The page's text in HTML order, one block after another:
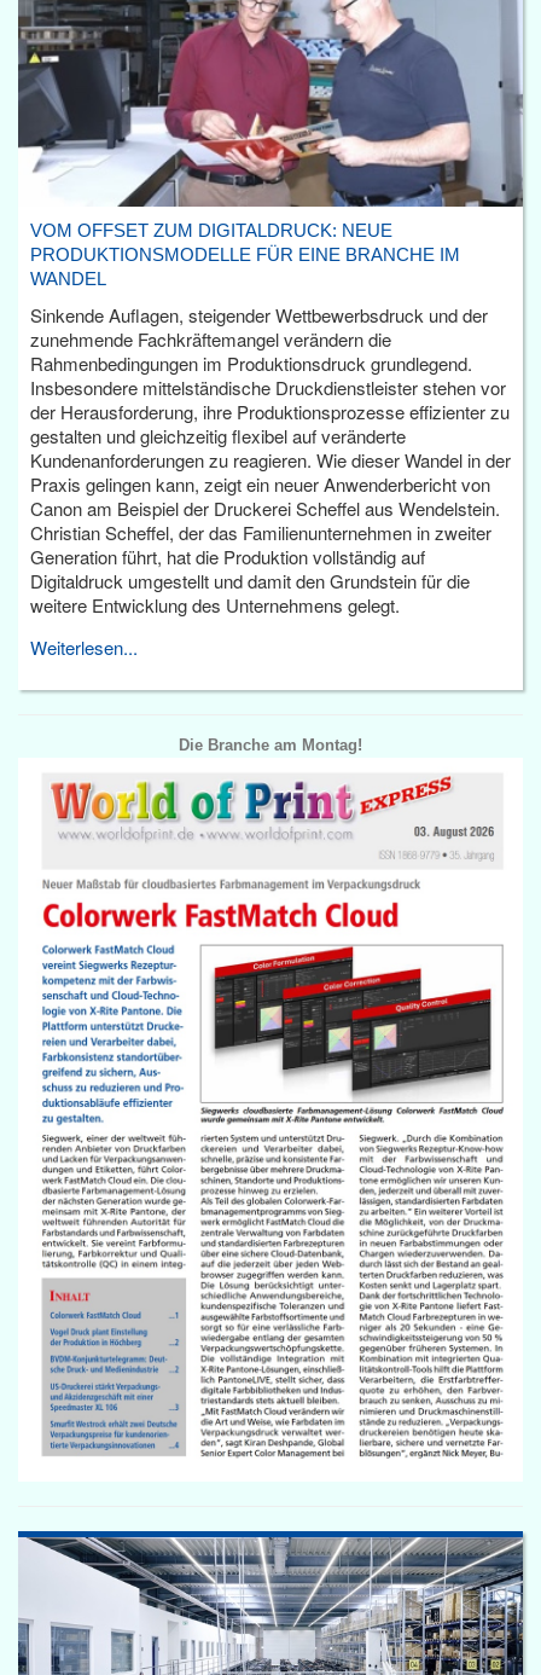
VOM OFFSET ZUM DIGITALDRUCK: NEUE
PRODUKTIONSMODELLE FÜR EINE BRANCHE IM
WANDEL
Sinkende Auflagen, steigender Wettbewerbsdruck und der
zunehmende Fachkräftemangel verändern die
Rahmenbedingungen im Produktionsdruck grundlegend.
Insbesondere mittelständische Druckdienstleister stehen vor
der Herausforderung, ihre Produktionsprozesse effizienter zu
gestalten und gleichzeitig flexibel auf veränderte
Kundenanforderungen zu reagieren. Wie dieser Wandel in der
Praxis gelingen kann, zeigt ein neuer Anwenderbericht von
Canon am Beispiel der Druckerei Scheffel aus Wendelstein.
Christian Scheffel, der das Familienunternehmen in zweiter
Generation führt, hat die Produktion vollständig auf
Digitaldruck umgestellt und damit den Grundstein für die
weitere Entwicklung des Unternehmens gelegt.
Weiterlesen...
Die Branche am Montag!